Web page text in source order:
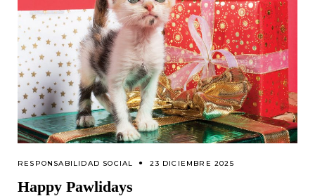
RESPONSABILIDAD SOCIAL 23 DICIEMBRE 2025
Happy Pawlidays